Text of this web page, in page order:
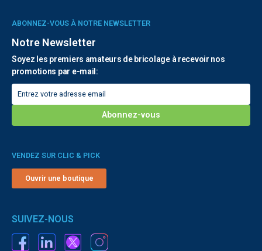
ABONNEZ-VOUS À NOTRE NEWSLETTER
Notre Newsletter
Soyez les premiers amateurs de bricolage à recevoir nos
promotions par e-mail:
VENDEZ SUR CLIC & PICK
Ouvrir une boutique
SUIVEZ-NOUS